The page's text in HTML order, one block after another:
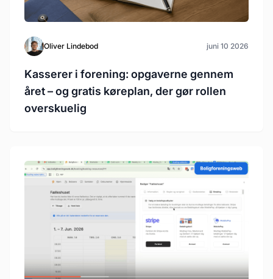
Oliver Lindebod juni 10 2026
Kasserer i forening: opgaverne gennem
året – og gratis køreplan, der gør rollen
overskuelig